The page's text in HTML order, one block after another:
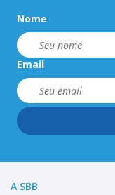
Nome
Email
A SBB